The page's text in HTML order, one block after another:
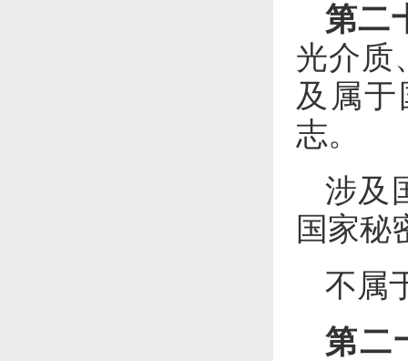
第二
光介质
及属
志。
涉及
国家秘
不属
第二